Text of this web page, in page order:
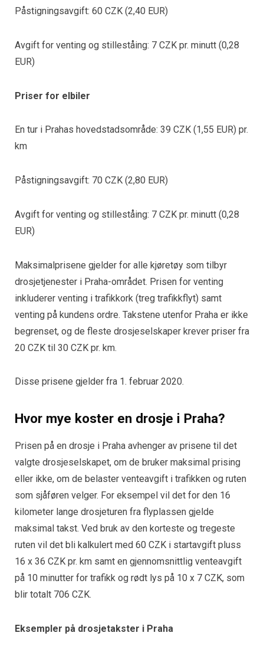
Påstigningsavgift: 60 CZK (2,40 EUR)
Avgift for venting og stilleståing: 7 CZK pr. minutt (0,28
EUR)
Priser for elbiler
En tur i Prahas hovedstadsområde: 39 CZK (1,55 EUR) pr.
km
Påstigningsavgift: 70 CZK (2,80 EUR)
Avgift for venting og stilleståing: 7 CZK pr. minutt (0,28
EUR)
Maksimalprisene gjelder for alle kjøretøy som tilbyr
drosjetjenester i Praha-området. Prisen for venting
inkluderer venting i trafikkork (treg trafikkflyt) samt
venting på kundens ordre. Takstene utenfor Praha er ikke
begrenset, og de fleste drosjeselskaper krever priser fra
20 CZK til 30 CZK pr. km.
Disse prisene gjelder fra 1. februar 2020.
Hvor mye koster en drosje i Praha?
Prisen på en drosje i Praha avhenger av prisene til det
valgte drosjeselskapet, om de bruker maksimal prising
eller ikke, om de belaster venteavgift i trafikken og ruten
som sjåføren velger. For eksempel vil det for den 16
kilometer lange drosjeturen fra flyplassen gjelde
maksimal takst. Ved bruk av den korteste og tregeste
ruten vil det bli kalkulert med 60 CZK i startavgift pluss
16 x 36 CZK pr. km samt en gjennomsnittlig venteavgift
på 10 minutter for trafikk og rødt lys på 10 x 7 CZK, som
blir totalt 706 CZK.
Eksempler på drosjetakster i Praha